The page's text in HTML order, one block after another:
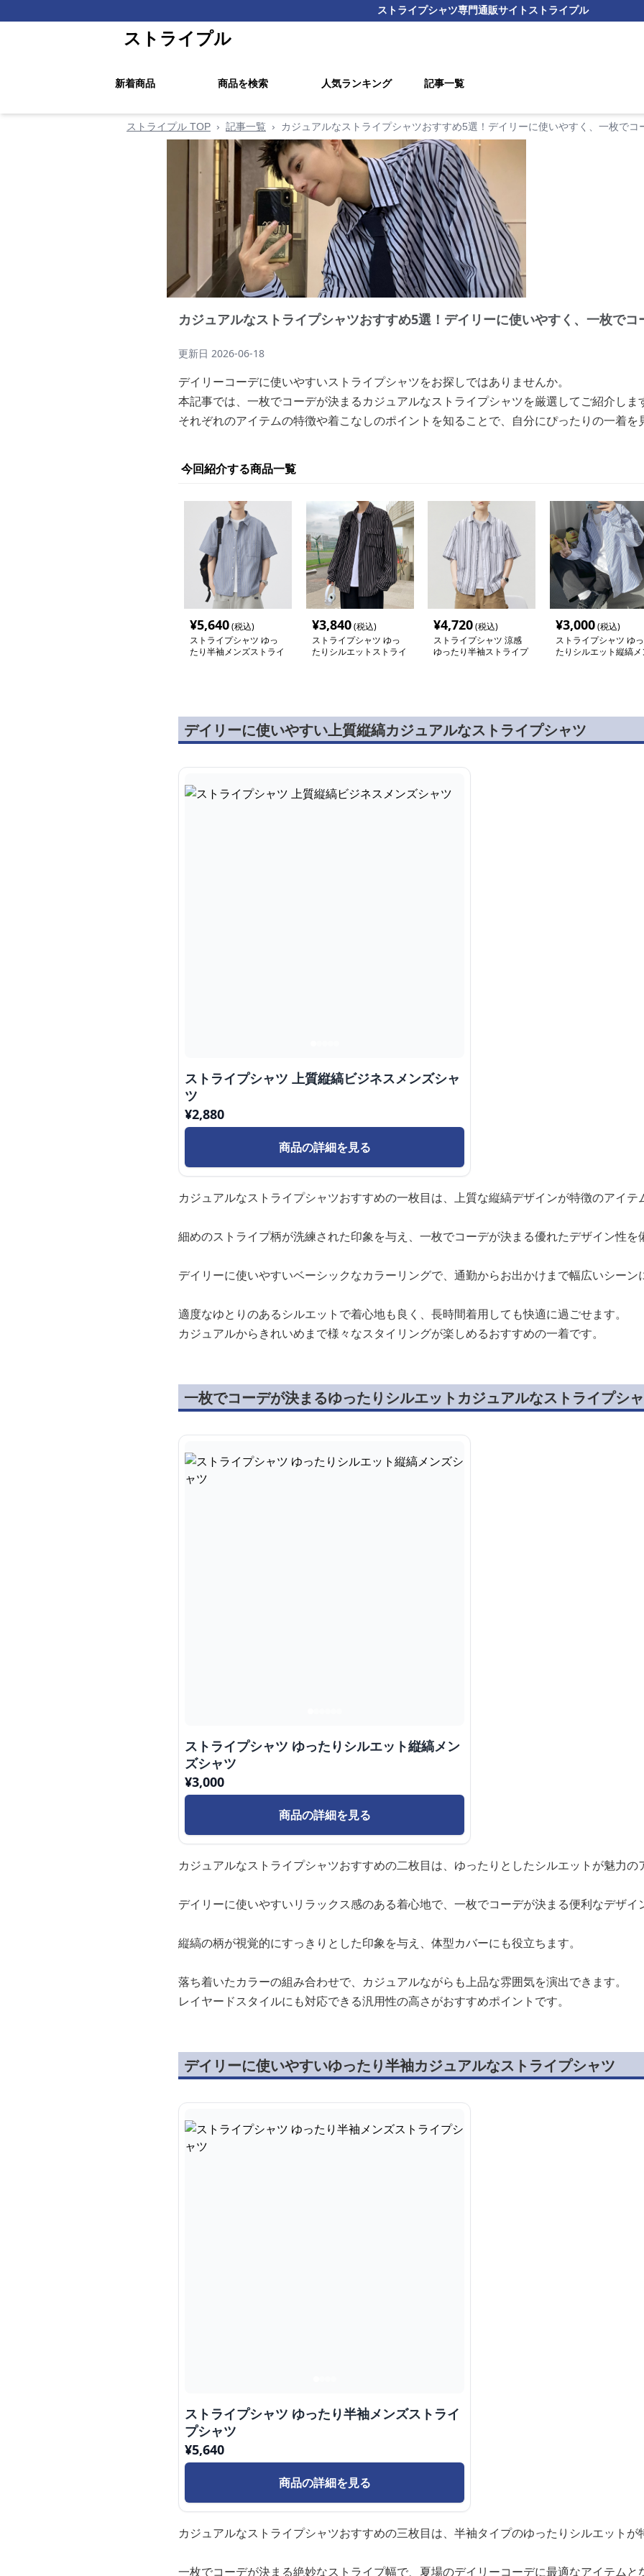
ストライプシャツ専門通販サイト ストライプル
ストライプル
新着商品 商品を検索 人気ランキング 記事一覧
ストライプル TOP › 記事一覧 › カジュアルなストライプシャツおすすめ5選！デイリーに使いやすく、一枚でコ
カジュアルなストライプシャツおすすめ5選！デイリーに使いやすく、一枚でコ
更新日 2026-06-18
デイリーコーデに使いやすいストライプシャツをお探しではありませんか。
本記事では、一枚でコーデが決まるカジュアルなストライプシャツを厳選してご紹介しま
それぞれのアイテムの特徴や着こなしのポイントを知ることで、自分にぴったりの一着
今回紹介する商品一覧
¥5,640(税込)
ストライプシャツ ゆっ
たり半袖メンズストライ
¥3,840(税込)
ストライプシャツ ゆっ
たりシルエットストライ
¥4,720(税込)
ストライプシャツ 涼感
ゆったり半袖ストライプ
¥3,000(税込)
ストライプシャツ ゆっ
たりシルエット縦縞メ
デイリーに使いやすい上質縦縞カジュアルなストライプシャツ
ストライプシャツ 上質縦縞ビジネスメンズシャ
ツ
¥2,880
商品の詳細を見る
カジュアルなストライプシャツおすすめの一枚目は、上質な縦縞デザインが特徴のアイテ
細めのストライプ柄が洗練された印象を与え、一枚でコーデが決まる優れたデザイン性を
デイリーに使いやすいベーシックなカラーリングで、通勤からお出かけまで幅広いシーン
適度なゆとりのあるシルエットで着心地も良く、長時間着用しても快適に過ごせます。
カジュアルからきれいめまで様々なスタイリングが楽しめるおすすめの一着です。
一枚でコーデが決まるゆったりシルエットカジュアルなストライプシ
ストライプシャツ ゆったりシルエット縦縞メン
ズシャツ
¥3,000
商品の詳細を見る
カジュアルなストライプシャツおすすめの二枚目は、ゆったりとしたシルエットが魅力の
デイリーに使いやすいリラックス感のある着心地で、一枚でコーデが決まる便利なデザイ
縦縞の柄が視覚的にすっきりとした印象を与え、体型カバーにも役立ちます。
落ち着いたカラーの組み合わせで、カジュアルながらも上品な雰囲気を演出できます。
レイヤードスタイルにも対応できる汎用性の高さがおすすめポイントです。
デイリーに使いやすいゆったり半袖カジュアルなストライプシャツ
ストライプシャツ ゆったり半袖メンズストライ
プシャツ
¥5,640
商品の詳細を見る
カジュアルなストライプシャツおすすめの三枚目は、半袖タイプのゆったりシルエットが
一枚でコーデが決まる絶妙なストライプ幅で、夏場のデイリーコーデに最適なアイテムと